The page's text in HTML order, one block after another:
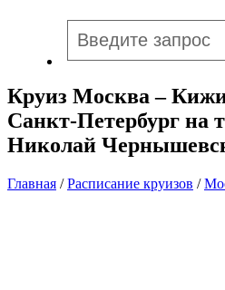
Круиз Москва –
Санкт-Петербург на
Николай
Главная /Расписание круизов /